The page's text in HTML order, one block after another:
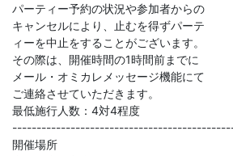
パーティー予約の状況や参加者からの
キャンセルにより、止むを得ずパーテ
ィーを中止をすることがございます。
その際は、開催時間の1時間前までに
メール・オミカレメッセージ機能にて
ご連絡させていただきます。
最低施行人数：4対4程度
開催場所